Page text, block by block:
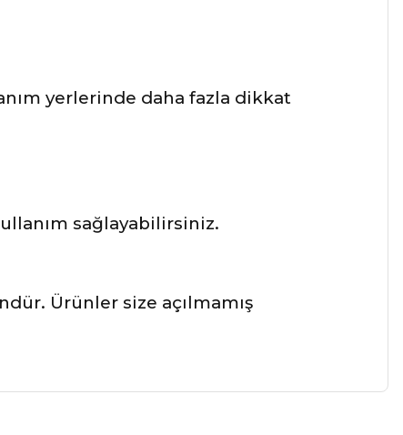
yerlerinde daha fazla dikkat
sağlayabilirsiniz.
Ürünler size açılmamış